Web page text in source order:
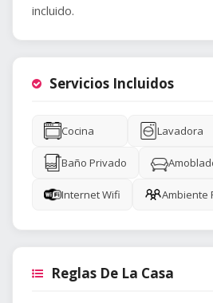
Servicios Incluidos
Cocina Lavadora
Baño Privado
Internet Wifi Ambiente
Reglas De La Casa